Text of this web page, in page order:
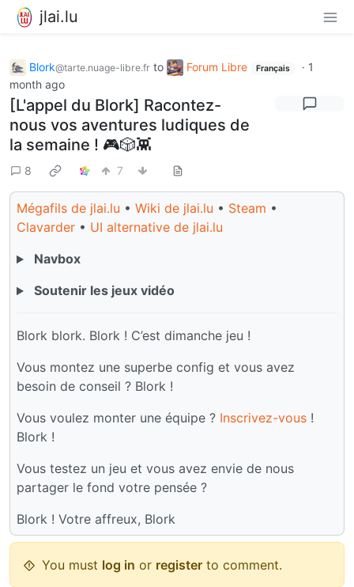
jlai.lu
Blork@tarte.nuage-libre.fr to Forum Libre Français · 1
month ago
[L'appel du Blork] Racontez-
nous vos aventures ludiques de
la semaine ! 🎮🎲👾
8 7
Mégafils de jlai.lu • Wiki de jlai.lu • Steam •
Clavarder • UI alternative de jlai.lu
Navbox
Soutenir les jeux vidéo
Blork blork. Blork ! C’est dimanche jeu !
Vous montez une superbe config et vous avez
besoin de conseil ? Blork !
Vous voulez monter une équipe ? Inscrivez-vous !
Blork !
Vous testez un jeu et vous avez envie de nous
partager le fond votre pensée ?
Blork ! Votre affreux, Blork
You must log in or register to comment.